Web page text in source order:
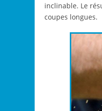
inclinable. Le
coupes longues.